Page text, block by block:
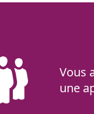
Vous
une